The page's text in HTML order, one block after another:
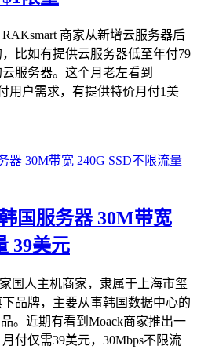
商家从新增云服务器后
比如有提供云服务器低至年付79
服务器。这个月老左看到
用户需求，有提供特价月付1美
国服务器 30M带宽
39美元
国人主机商家，隶属于上海市玺
品牌，主要从事韩国数据中心的
。近期有看到Moack商家推出一
付仅需39美元，30Mbps不限流